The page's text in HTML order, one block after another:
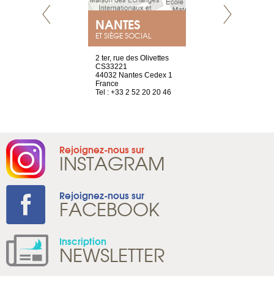
NANTES
ET SIÈGE SOCIAL
2 ter, rue des Olivettes
CS33221
44032 Nantes Cedex 1
France
Tel : +33 2 52 20 20 46
Rejoignez-nous sur
INSTAGRAM
Rejoignez-nous sur
FACEBOOK
Inscription
NEWSLETTER